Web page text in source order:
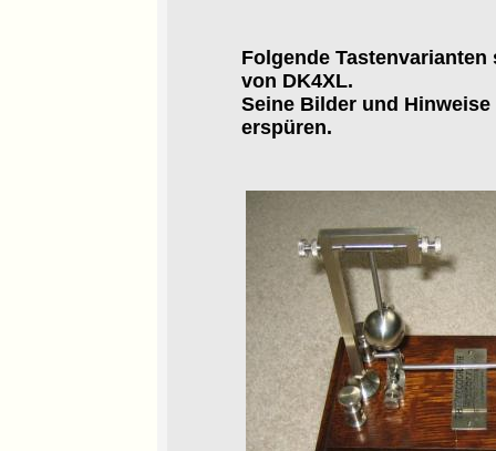
Folgende
von DK4XL.
Seine Bilder und
erspüren.